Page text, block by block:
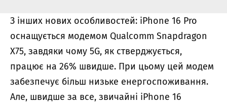
З інших нових особливостей: iPhone 16 Pro
оснащується модемом Qualcomm Snapdragon
X75, завдяки чому 5G, як стверджується,
працює на 26% швидше. При цьому цей модем
забезпечує більш низьке енергоспоживання.
Але, швидше за все, звичайні iPhone 16